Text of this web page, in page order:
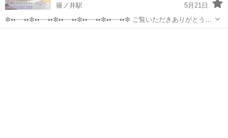
篠ノ井駅
5月21日
✼••┈┈••✼••┈┈••✼••┈┈••✼••┈┈••✼••┈┈••✼ ご覧いただきありがとうご
ざいます- ̗̀ ☺︎ ̖́- A6スター柄透明バインダー 留め具 ピンク 約